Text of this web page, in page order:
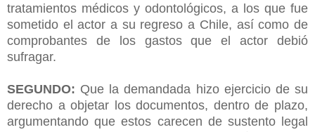
tratamientos médicos y odontológicos, a los que fue
sometido el actor a su regreso a Chile, así como de
comprobantes de los gastos que el actor debió
sufragar.
SEGUNDO: Que la demandada hizo ejercicio de su
derecho a objetar los documentos, dentro de plazo,
argumentando que estos carecen de sustento legal